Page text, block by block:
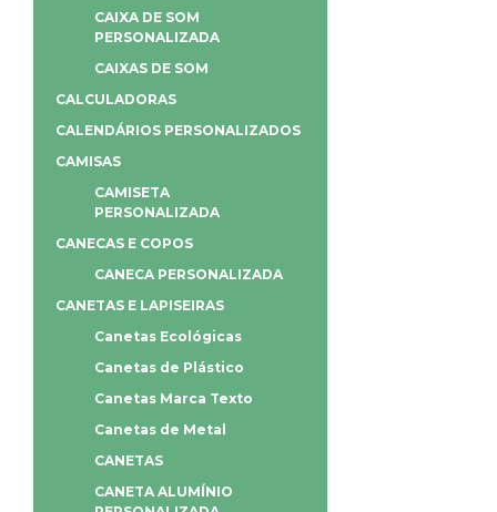
CAIXA DE SOM
PERSONALIZADA
CAIXAS DE SOM
CALCULADORAS
CALENDÁRIOS PERSONALIZADOS
CAMISAS
CAMISETA
PERSONALIZADA
CANECAS E COPOS
CANECA PERSONALIZADA
CANETAS E LAPISEIRAS
Canetas Ecológicas
Canetas de Plástico
Canetas Marca Texto
Canetas de Metal
CANETAS
CANETA ALUMÍNIO